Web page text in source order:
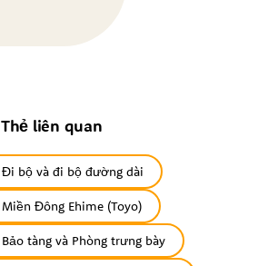
Thẻ liên quan
Đi bộ và đi bộ đường dài
Miền Đông Ehime (Toyo)
Bảo tàng và Phòng trưng bày